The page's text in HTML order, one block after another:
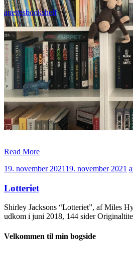
anettesbookshelf>>
Read More
19. november 202119. november 2021
Lotteriet
Shirley Jacksons “Lotteriet”, af Miles
udkom i juni 2018, 144 sider
Velkommen til min bogside